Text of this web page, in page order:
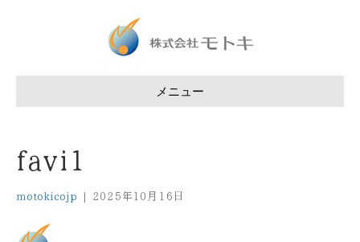
メニュー
favi1
motokicojp | 2025年10月16日